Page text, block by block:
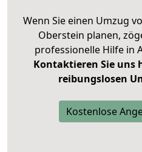
Wenn Sie einen Umzug
Oberstein planen,
professionelle Hilfe in
Kontaktieren Sie uns
reibungslosen
Kostenlose